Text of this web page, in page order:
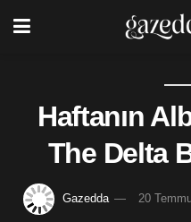
Haftanın
The Delta
Gazedda 20